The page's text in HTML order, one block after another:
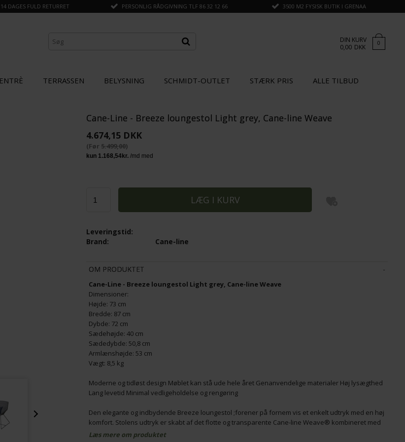
14 DAGES FULD RETURRET PERSONLIG RÅDGIVNING TLF 86 32 12 66 3500 M2 FYSISK BUTIK I GRENAA
DIN KURV
0,00 DKK 0
ENTRÈ TERRASSEN BELYSNING SCHMIDT-OUTLET STÆRK PRIS ALLE TILBUD
ANDRE KØBTE OGSÅ
MINI
SPAR
929,00
789,65 DKK 1.189,15
Cane-Line - Breeze loungestol Light grey, Cane-line Weave
4.674,15 DKK
(Før 5.499,00)
Leveringstid:
Cane-line
Brand:
OM PRODUKTET
Cane-Line - Breeze loungestol Light grey, Cane-line Weave
Dimensioner:
Højde: 73 cm
Bredde: 87 cm
Dybde: 72 cm
Sædehøjde: 40 cm
Sædedybde: 50,8 cm
Armlænshøjde: 53 cm
Vægt: 8,5 kg
Moderne og tidløst design Møblet kan stå ude hele året Genanvendelige materialer Høj lysægthed
Lang levetid Minimal vedligeholdelse og rengøring
Den elegante og indbydende Breeze loungestol ;forener på fornem vis et enkelt udtryk med en høj
komfort. Stolens udtryk er skabt af det flotte og transparente Cane-line Weave® kombineret med
lounge stolens moderne ben. Loungestolen er designet i vejrbestandige materialer af de danske
Læs mere om produktet